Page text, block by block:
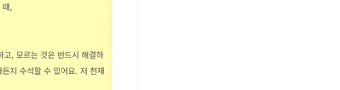
때,
, 모르는 것은 반드시 해결하
지 수석할 수 있어요. 저 천재